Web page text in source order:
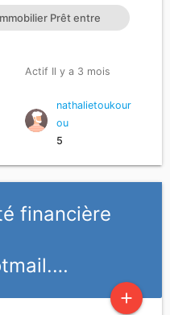
Prêt entre
Actif Il y a 3 mois
nathalietoukour
ou
5
financière
add